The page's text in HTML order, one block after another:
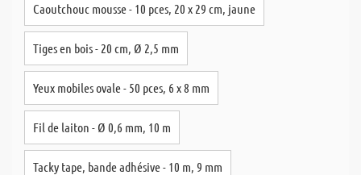
Caoutchouc mousse - 10 pces, 20 x 29 cm, jaune
Tiges en bois - 20 cm, Ø 2,5 mm
Yeux mobiles ovale - 50 pces, 6 x 8 mm
Fil de laiton - Ø 0,6 mm, 10 m
Tacky tape, bande adhésive - 10 m, 9 mm